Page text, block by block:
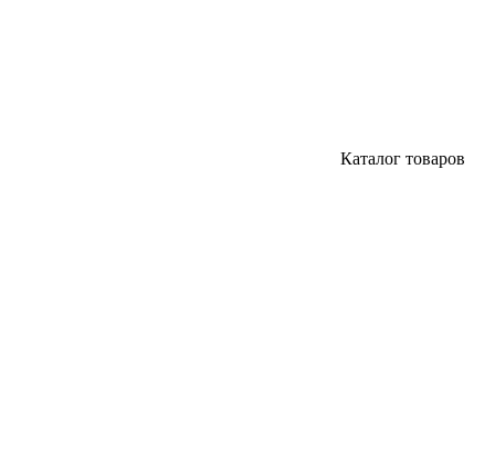
Каталог товаров